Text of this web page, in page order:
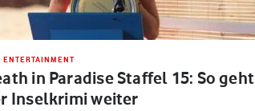
ENTERTAINMENT
in Paradise Staffel 15: So geht
Inselkrimi weiter